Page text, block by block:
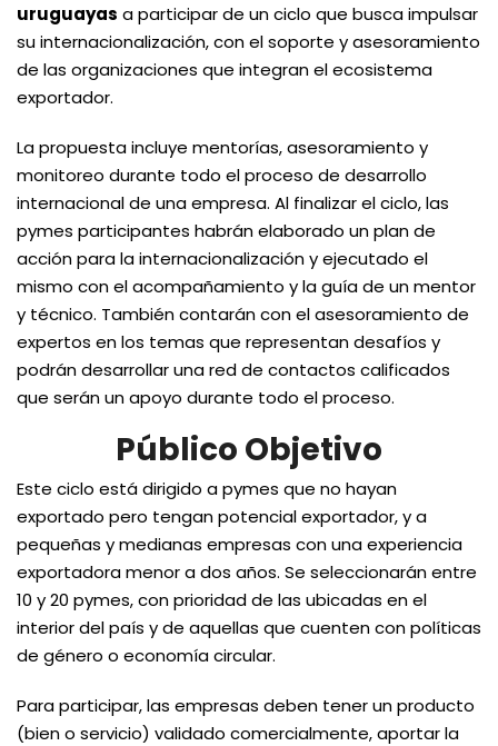
uruguayas a participar de un ciclo que busca impulsar
su internacionalización, con el soporte y asesoramiento
de las organizaciones que integran el ecosistema
exportador.
La propuesta incluye mentorías, asesoramiento y
monitoreo durante todo el proceso de desarrollo
internacional de una empresa. Al finalizar el ciclo, las
pymes participantes habrán elaborado un plan de
acción para la internacionalización y ejecutado el
mismo con el acompañamiento y la guía de un mentor
y técnico. También contarán con el asesoramiento de
expertos en los temas que representan desafíos y
podrán desarrollar una red de contactos calificados
que serán un apoyo durante todo el proceso.
Público Objetivo
Este ciclo está dirigido a pymes que no hayan
exportado pero tengan potencial exportador, y a
pequeñas y medianas empresas con una experiencia
exportadora menor a dos años. Se seleccionarán entre
10 y 20 pymes, con prioridad de las ubicadas en el
interior del país y de aquellas que cuenten con políticas
de género o economía circular.
Para participar, las empresas deben tener un producto
(bien o servicio) validado comercialmente, aportar la